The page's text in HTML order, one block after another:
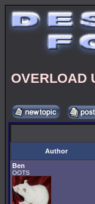
OVERLOAD
Author
Ben
OOTS